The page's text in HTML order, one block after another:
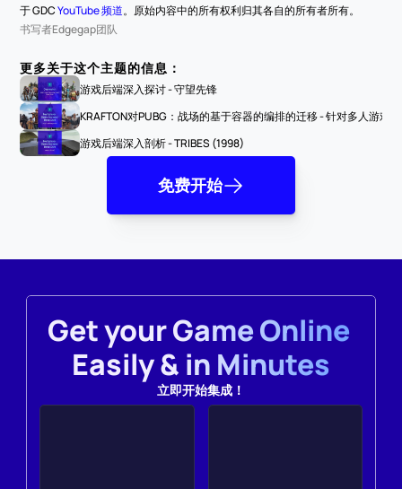
于 GDC YouTube 频道。原始内容中的所有权利归其各自的所有者所有。
书写者Edgegap团队
更多关于这个主题的信息：
游戏后端深入探讨 - 守望先锋
KRAFTON对PUBG：战场的基于容器的编排的迁移 - 针对多人游戏
游戏后端深入剖析 - TRIBES (1998)
免费开始
Get your Game Online
Easily & in Minutes
立即开始集成！